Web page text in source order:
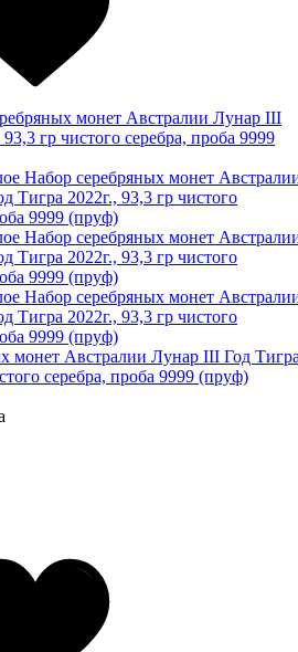
монет Австралии Лунар III Год
серебра, проба 9999 (пруф)